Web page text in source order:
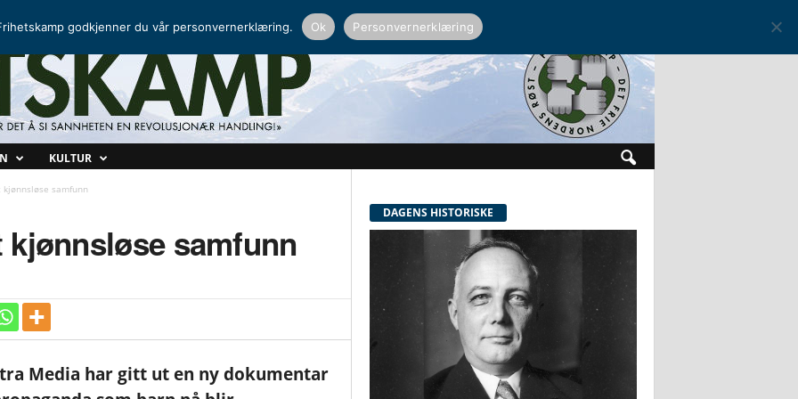
KULTUR
samfunn
kjønnsløse samfunn
Media har gitt ut en ny dokumentar
DAGENS HISTORISKE
godkjenner du vår personvernerklæring. Ok Personvernerklæring